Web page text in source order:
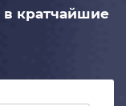
в кратчайшие